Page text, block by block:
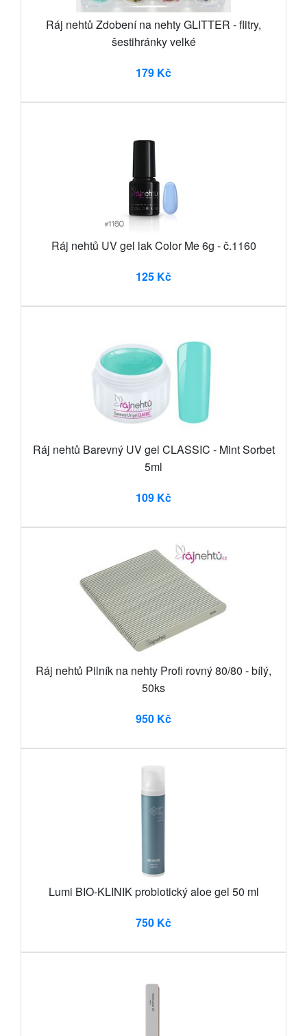
Ráj nehtů Zdobení na nehty GLITTER - flitry,
šestihránky velké
179 Kč
Ráj nehtů UV gel lak Color Me 6g - č.1160
125 Kč
Ráj nehtů Barevný UV gel CLASSIC - Mint Sorbet
5ml
109 Kč
Ráj nehtů Pilník na nehty Profi rovný 80/80 - bílý,
50ks
950 Kč
Lumi BIO-KLINIK probiotický aloe gel 50 ml
750 Kč